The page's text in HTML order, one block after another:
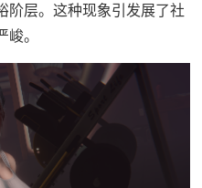
阶层。这种现象引发展了社
。